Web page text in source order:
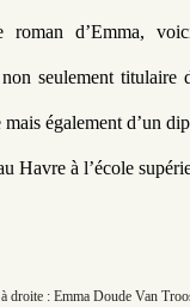
d’Emma,
seulement titulaire
également d’un
Havre à l’école
droite : Emma Doude Van